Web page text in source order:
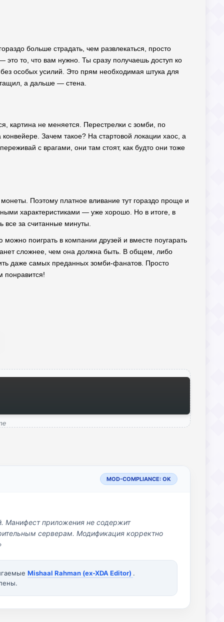
больше страдать, чем развлекаться, просто
то, что вам нужно. Ты сразу получаешь доступ ко
особых усилий. Это прям необходимая штука для
а дальше — стена.
картина не меняется. Перестрелки с зомби, по
Зачем такое? На стартовой локации хаос, а
с врагами, они там стоят, как будто они тоже
Поэтому платное вливание тут гораздо проще и
характеристиками — уже хорошо. Но в итоге, в
за считанные минуты.
поиграть в компании друзей и вместе поугарать
сложнее, чем она должна быть. В общем, либо
даже самых преданных зомби-фанатов. Просто
понравится!
MOD-COMPLIANCE: OK
Манифест приложения не содержит
серверам. Модификация корректно
Mishaal Rahman (ex-XDA Editor) .